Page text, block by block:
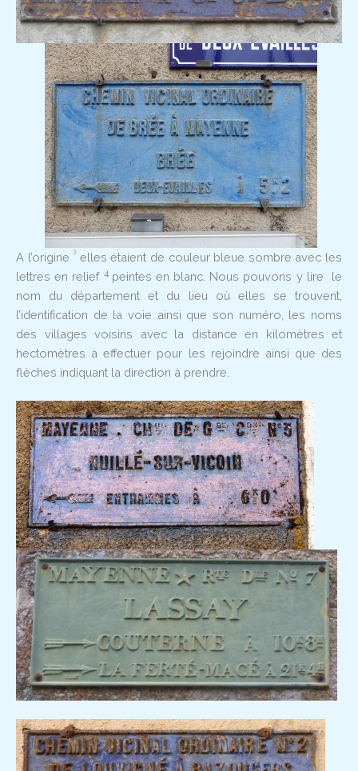
A l’origine3 elles étaient de couleur bleue sombre avec les
lettres en relief 4 peintes en blanc. Nous pouvons y lire le
nom du département et du lieu où elles se trouvent,
l’identification de la voie ainsi que son numéro, les noms
des villages voisins avec la distance en kilomètres et
hectomètres à effectuer pour les rejoindre ainsi que des
flèches indiquant la direction à prendre.